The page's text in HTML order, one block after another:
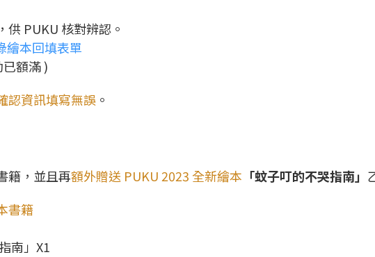
，供 PUKU 核對辨認。
繪本回填表單
額滿 )
認資訊填寫無誤 。
籍， 並且再額外贈送 PUKU 2023 全新繪本 「蚊子叮的不哭指南」
書籍
南」X1